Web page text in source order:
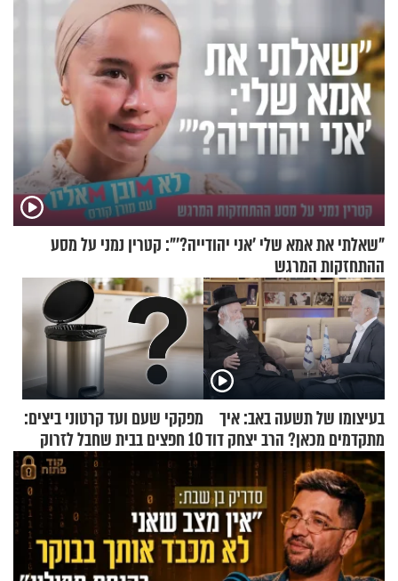
"שאלתי את אמא שלי 'אני יהודייה?'": קטרין נמני על מסע
ההתחזקות המרגש
בעיצומו של תשעה באב: איך
מתקדמים מכאן? הרב יצחק דוד
גרוסמן בשיחה מיוחדת
מפקקי שעם ועד קרטוני ביצים:
10 חפצים בבית שחבל לזרוק
לפח